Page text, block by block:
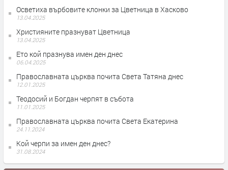
Осветиха върбовите клонки за Цветница в Хасково
13.04.2025
Християните празнуват Цветница
13.04.2025
Ето кой празнува имен ден днес
06.04.2025
Православната църква почита Света Татяна днес
12.01.2025
Теодосий и Богдан черпят в събота
11.01.2025
Православната църква почита Света Екатерина
24.11.2024
Кой черпи за имен ден днес?
31.08.2024